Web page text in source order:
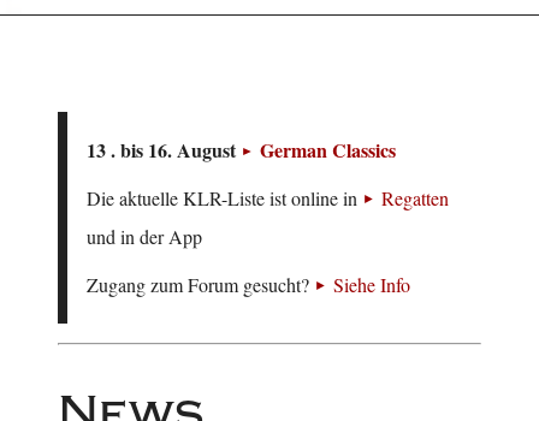
13 . bis 16. August German Classics
Die aktuelle KLR-Liste ist online in
Regatten
und in der App
Zugang zum Forum gesucht?
Siehe Info